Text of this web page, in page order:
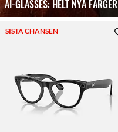
AI-GLASSES: HELT NYA FÄRGER
SISTA CHANSEN